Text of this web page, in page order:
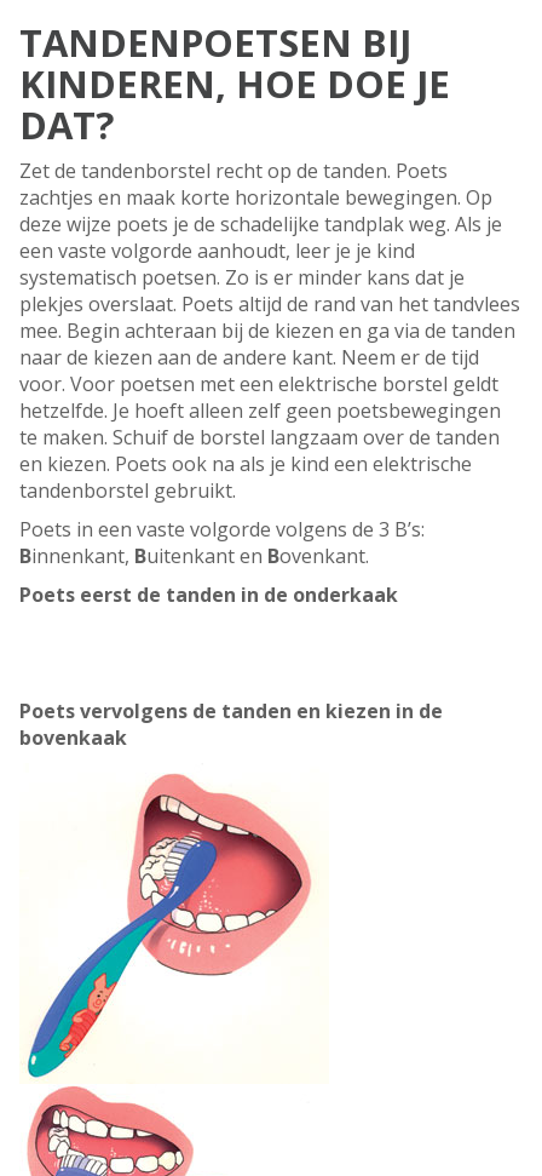
TANDENPOETSEN BIJ
KINDEREN, HOE DOE JE
DAT?
Zet de tandenborstel recht op de tanden. Poets
zachtjes en maak korte horizontale bewegingen. Op
deze wijze poets je de schadelijke tandplak weg. Als je
een vaste volgorde aanhoudt, leer je je kind
systematisch poetsen. Zo is er minder kans dat je
plekjes overslaat. Poets altijd de rand van het tandvlees
mee. Begin achteraan bij de kiezen en ga via de tanden
naar de kiezen aan de andere kant. Neem er de tijd
voor. Voor poetsen met een elektrische borstel geldt
hetzelfde. Je hoeft alleen zelf geen poetsbewegingen
te maken. Schuif de borstel langzaam over de tanden
en kiezen. Poets ook na als je kind een elektrische
tandenborstel gebruikt.
Poets in een vaste volgorde volgens de 3 B’s:
Binnenkant, Buitenkant en Bovenkant.
Poets eerst de tanden in de onderkaak
Poets vervolgens de tanden en kiezen in de
bovenkaak